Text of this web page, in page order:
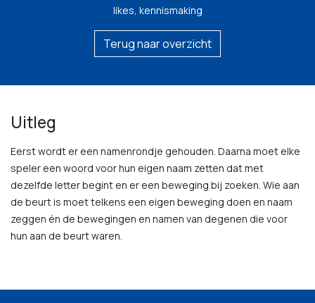
likes, kennismaking
Terug naar overzicht
Uitleg
Eerst wordt er een namenrondje gehouden. Daarna moet elke
speler een woord voor hun eigen naam zetten dat met
dezelfde letter begint en er een beweging bij zoeken. Wie aan
de beurt is moet telkens een eigen beweging doen en naam
zeggen én de bewegingen en namen van degenen die voor
hun aan de beurt waren.